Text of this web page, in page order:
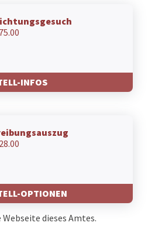
INFOS
OPTIONEN
dieses Amtes.